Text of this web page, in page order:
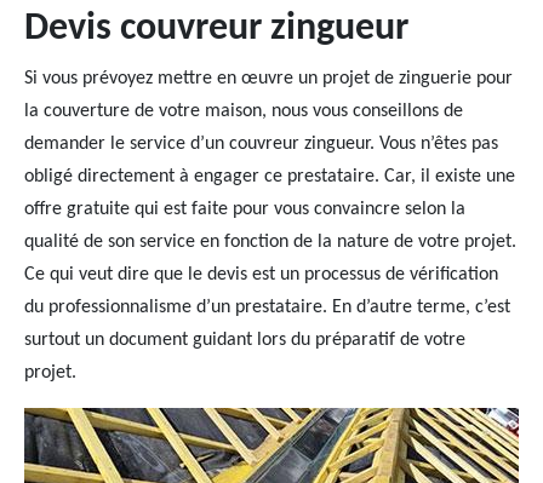
Devis couvreur zingueur
Si vous prévoyez mettre en œuvre un projet de zinguerie pour
la couverture de votre maison, nous vous conseillons de
demander le service d’un couvreur zingueur. Vous n’êtes pas
obligé directement à engager ce prestataire. Car, il existe une
offre gratuite qui est faite pour vous convaincre selon la
qualité de son service en fonction de la nature de votre projet.
Ce qui veut dire que le devis est un processus de vérification
du professionnalisme d’un prestataire. En d’autre terme, c’est
surtout un document guidant lors du préparatif de votre
projet.